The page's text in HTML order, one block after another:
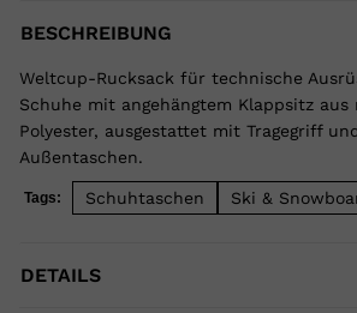
BESCHREIBUNG
Weltcup-Rucksack für technische
Schuhe mit angehängtem Klappsitz aus
Polyester, ausgestattet mit Tragegriff
Außentaschen.
Tags: Schuhtaschen Ski &
DETAILS